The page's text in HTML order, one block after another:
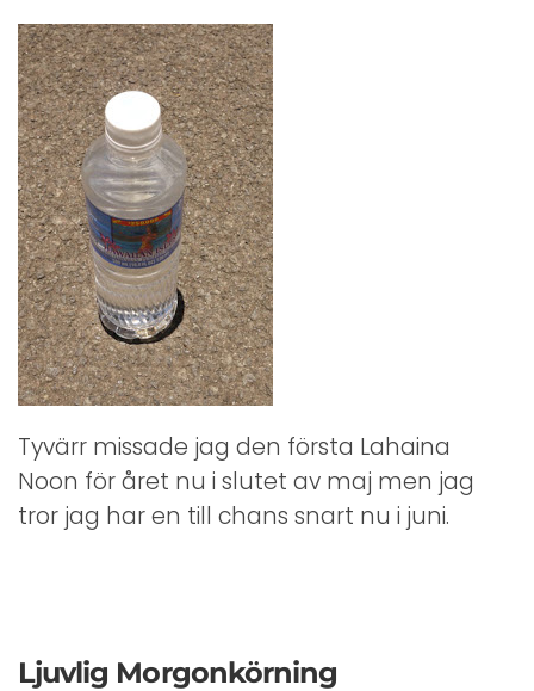
Tyvärr missade jag den första Lahaina
Noon för året nu i slutet av maj men jag
tror jag har en till chans snart nu i juni.
Ljuvlig Morgonkörning